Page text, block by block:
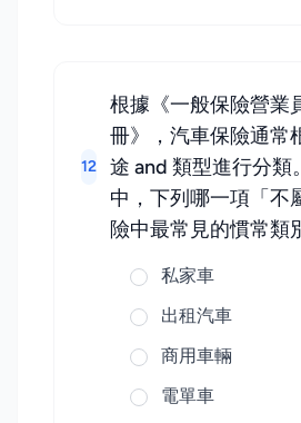
12
根據《一般保險營業
冊》，汽車保險通常
途 and 類型進行分類
中，下列哪一項「不
險中最常見的慣常類
私家車
出租汽車
商用車輛
電單車